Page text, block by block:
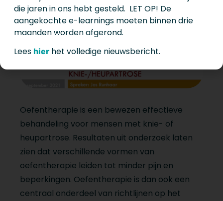
Oefentherapie is een bewezen effectieve
behandeling voor mensen met knie- of
heupartrose. Resultaten uit onderzoek laten
zien dat verschillende vormen van
oefentherapie leiden tot minder pijn en
beperkingen. Oefentherapie is dan ook een
centraal onderdeel van richtlijnen op het
die jaren in ons hebt gesteld. LET OP! De
aangekochte e-learnings moeten binnen drie
maanden worden afgerond.
Lees hier het volledige nieuwsbericht.